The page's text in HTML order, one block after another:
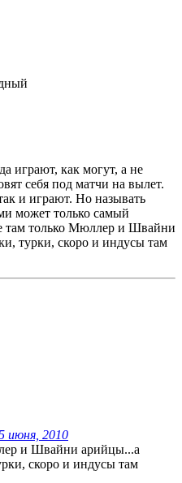
играют, как могут, а не
себя под матчи на вылет.
и играют. Но называть
может только самый
там только Мюллер и Швайни
турки, скоро и индусы там
июня, 2010
и Швайни арийцы...а
скоро и индусы там